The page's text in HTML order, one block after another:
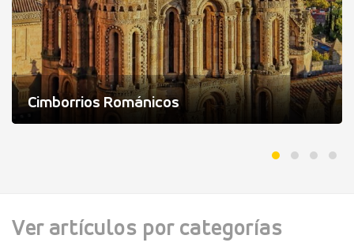
Cimborrios Románicos
Ver artículos por categorías